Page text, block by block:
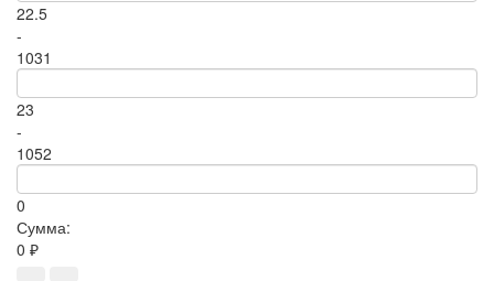
22.5
-
1031
23
-
1052
0
Сумма:
0 ₽